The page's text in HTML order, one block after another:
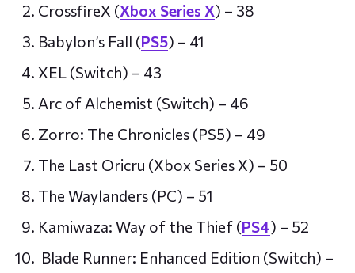
CrossfireX (Xbox Series X) – 38
Babylon’s Fall (PS5) – 41
XEL (Switch) – 43
Arc of Alchemist (Switch) – 46
Zorro: The Chronicles (PS5) – 49
The Last Oricru (Xbox Series X) – 50
The Waylanders (PC) – 51
Kamiwaza: Way of the Thief (PS4) – 52
Blade Runner: Enhanced Edition (Switch) –